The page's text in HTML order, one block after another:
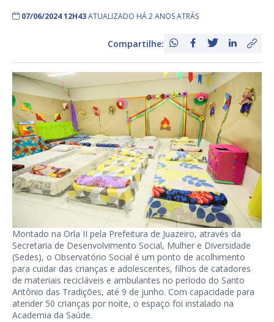
07/06/2024 12H43ATUALIZADO HÁ 2 ANOS ATRÁS
Compartilhe:
Montado na Orla II pela Prefeitura de Juazeiro, através da
Secretaria de Desenvolvimento Social, Mulher e Diversidade
(Sedes), o Observatório Social é um ponto de acolhimento
para cuidar das crianças e adolescentes, filhos de catadores
de materiais recicláveis e ambulantes no período do Santo
Antônio das Tradições, até 9 de junho. Com capacidade para
atender 50 crianças por noite, o espaço foi instalado na
Academia da Saúde.